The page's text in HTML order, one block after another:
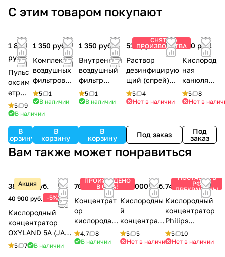
С этим товаром покупают
1 890
руб.
Пульс
оксим
етр
MD300
C2
5
9
В наличии
В
корзину
1 350 руб.
Комплект
воздушных
фильтров
Bitmos OXY
6000
5
1
В наличии
В
корзину
1 350 руб.
Внутренний
воздушный
фильтр
Bitmos OXY
6000
5
1
В наличии
В
корзину
СНЯТ С
ПРОИЗВОДСТВА
510 руб.
Раствор
дезинфицирую
щий (спрей)
OXYGEN PLUS,
150 мл.
5
4
Нет в наличии
Под заказ
300 руб.
Кислород
ная
канюля
назальна
я 2 м
5
8
Нет в
Под
заказ
Вам также может понравиться
Акция
38 900 руб.
40 900 руб. -5%
Кислородный
концентратор
OXYLAND 5A (JAY-
5A) с
5 7 В наличии
ПРОИЗВЕДЕНО
В США!
76 900 руб.
Концентрат
ор
кислорода
Nidek Mark 5
Nuvo Lite
4.7
8
В наличии
149 000 руб.
Кислородны
й
концентрато
р Bitmos
OXY 6000 6L
5
5
Нет в наличии
ПОСТАВКИ В
РФ
ПРЕКРАЩЕНЫ
74 500 руб.
Кислородный
концентратор
Philips
Respironics
EverFlo
5
10
Нет в наличии